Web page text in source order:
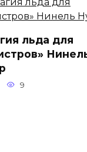
льда для
9